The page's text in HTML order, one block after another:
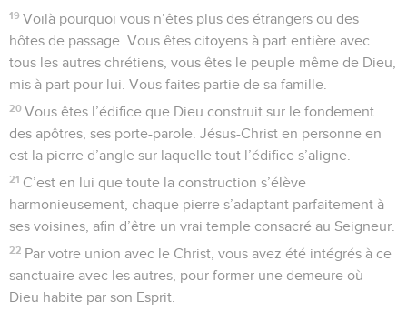
19 Voilà pourquoi vous n’êtes plus des étrangers ou des
hôtes de passage. Vous êtes citoyens à part entière avec
tous les autres chrétiens, vous êtes le peuple même de Dieu,
mis à part pour lui. Vous faites partie de sa famille.
20 Vous êtes l’édifice que Dieu construit sur le fondement
des apôtres, ses porte-parole. Jésus-Christ en personne en
est la pierre d’angle sur laquelle tout l’édifice s’aligne.
21 C’est en lui que toute la construction s’élève
harmonieusement, chaque pierre s’adaptant parfaitement à
ses voisines, afin d’être un vrai temple consacré au Seigneur.
22 Par votre union avec le Christ, vous avez été intégrés à ce
sanctuaire avec les autres, pour former une demeure où
Dieu habite par son Esprit.